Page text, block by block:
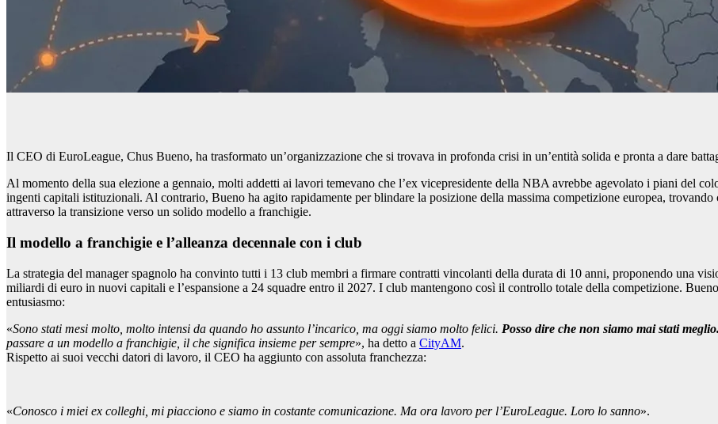
Il CEO di EuroLeague, Chus Bueno, ha trasformato un’organizzazione che si trovava in profonda crisi in un’entità solida e pronta a dare
Al momento della sua elezione a gennaio, molti addetti ai lavori temevano che l’ex vicepresidente della NBA avrebbe agevolato i piani del
ingenti capitali istituzionali. Al contrario, Bueno ha agito rapidamente per blindare la posizione della massima competizione europea,
attraverso la transizione verso un solido modello a franchigie.
Il modello a franchigie e l’alleanza decennale con i club
La strategia del manager spagnolo ha convinto tutti i 13 club membri a firmare contratti vincolanti della durata di 10 anni, proponendo una
miliardi di euro in nuovi capitali e l’espansione a 24 squadre entro il 2027. I club mantengono così il controllo totale della competizione.
entusiasmo:
«Sono stati mesi molto, molto intensi da quando ho assunto l’incarico, ma oggi siamo molto felici. Posso dire che non siamo mai stati
passare a un modello a franchigie, il che significa insieme per sempre», ha detto a CityAM.
Rispetto ai suoi vecchi datori di lavoro, il CEO ha aggiunto con assoluta franchezza:
«Conosco i miei ex colleghi, mi piacciono e siamo in costante comunicazione. Ma ora lavoro per l’EuroLeague. Loro lo sanno».